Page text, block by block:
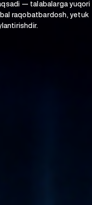
— talabalarga yuqori
raqobatbardosh, yetuk